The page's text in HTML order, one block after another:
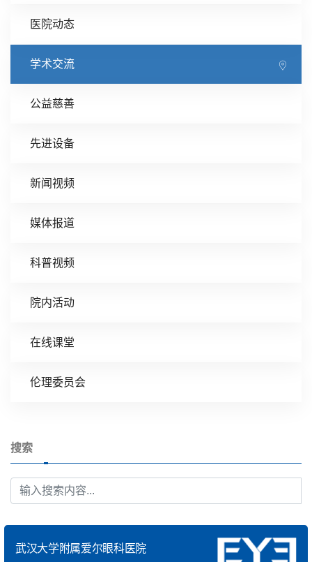
医院动态
学术交流
公益慈善
先进设备
新闻视频
媒体报道
科普视频
院内活动
在线课堂
伦理委员会
搜索
武汉大学附属爱尔眼科医院